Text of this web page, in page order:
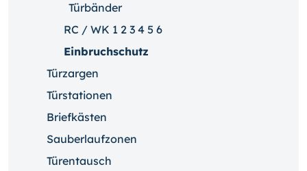
Türbänder
RC / WK 1 2 3 4 5 6
Einbruchschutz
Türzargen
Türstationen
Briefkästen
Sauberlaufzonen
Türentausch